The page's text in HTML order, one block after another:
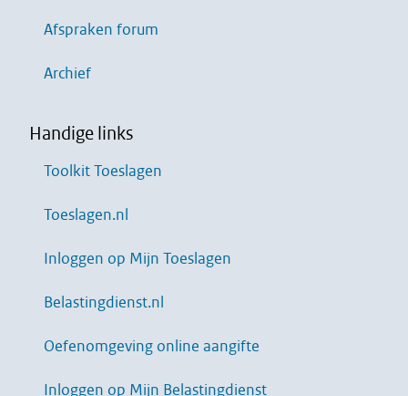
Afspraken forum
Archief
Handige links
Toolkit Toeslagen
Toeslagen.nl
Inloggen op Mijn Toeslagen
Belastingdienst.nl
Oefenomgeving online aangifte
Inloggen op Mijn Belastingdienst